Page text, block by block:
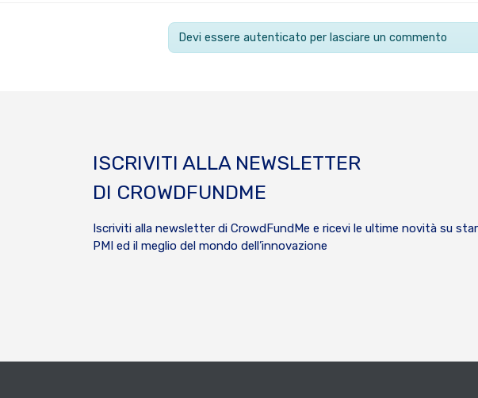
Devi essere autenticato per lasciare un commento
ISCRIVITI ALLA NEWSLETTER
DI CROWDFUNDME
Iscriviti alla newsletter di CrowdFundMe e ricevi le ultime novità su
PMI ed il meglio del mondo dell’innovazione